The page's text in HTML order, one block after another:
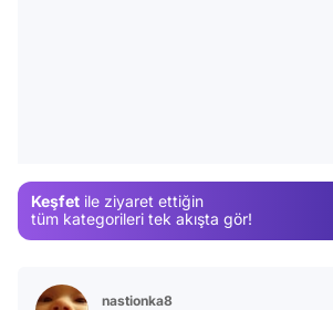
Keşfet ile ziyaret ettiğin
tüm kategorileri tek akışta gör!
nastionka8